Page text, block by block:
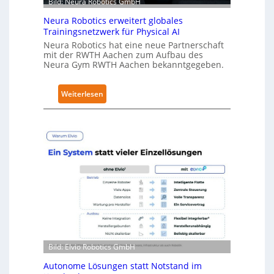
S
e
c
u
r
i
t
-
v
l
-
-
Z
e
r
t
Neura Robotics erweitert globales
Trainingsnetzwerk für Physical AI
Neura Robotics hat eine neue Partnerschaft
mit der RWTH Aachen zum Aufbau des
Neura Gym RWTH Aachen bekanntgegeben.
Weiterlesen
N
a
R
o
o
t
c
Bild: Elvio Robotics GmbH
Autonome Lösungen statt Notstand im